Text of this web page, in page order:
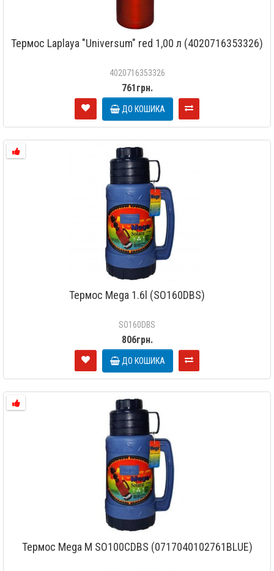
Термос Laplaya "Universum" red 1,00 л (4020716353326)
4020716353326
761грн.
ДО КОШИКА
Термос Mega 1.6l (SO160DBS)
SO160DBS
806грн.
ДО КОШИКА
Термос Mega M SO100CDBS (0717040102761BLUE)